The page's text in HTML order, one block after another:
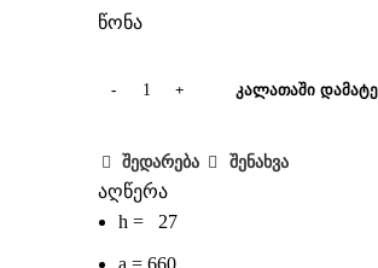
წონა
ᲙᲐᲚᲐᲗᲐᲨᲘ
შედარება შენახვა
აღწერა
h = 27
a = 660